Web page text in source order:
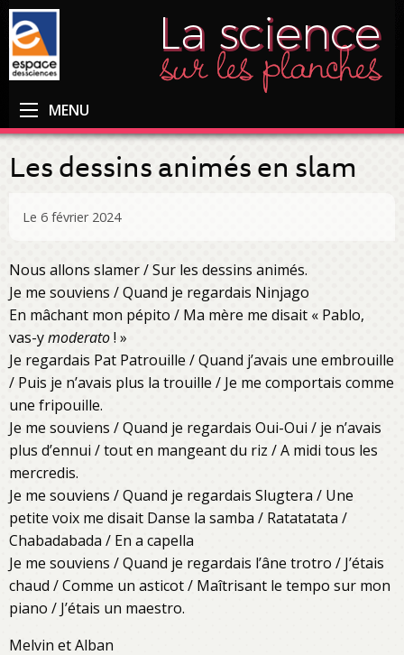
MENU
Les dessins animés en slam
Le 6 février 2024
Nous allons slamer / Sur les dessins animés.
Je me souviens / Quand je regardais Ninjago
En mâchant mon pépito / Ma mère me disait « Pablo,
vas-ymoderato! »
Je regardais Pat Patrouille / Quand j’avais une embrouille
/ Puis je n’avais plus la trouille / Je me comportais comme
une fripouille.
Je me souviens / Quand je regardais Oui-Oui / je n’avais
plus d’ennui / tout en mangeant du riz / A midi tous les
mercredis.
Je me souviens / Quand je regardais Slugtera / Une
petite voix me disait Danse la samba / Ratatatata /
Chabadabada / En a capella
Je me souviens / Quand je regardais l’âne trotro / J’étais
chaud / Comme un asticot / Maîtrisant le tempo sur mon
piano / J’étais un maestro.
Melvin et Alban